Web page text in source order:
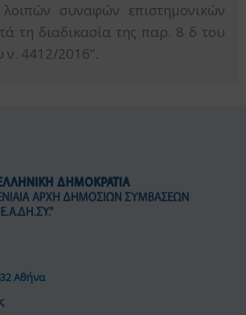
συναφών επιστημονικών
τη διαδικασία της παρ. 8 δ του
4412/2016”.
Αθήνα